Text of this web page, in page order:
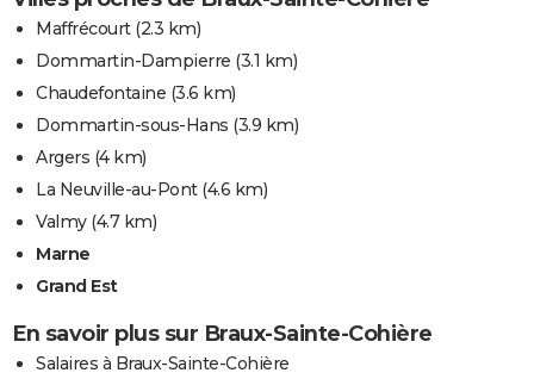
Maffrécourt(2.3 km)
Dommartin-Dampierre (3.1 km)
Chaudefontaine (3.6 km)
Dommartin-sous-Hans (3.9 km)
Argers (4 km)
La Neuville-au-Pont(4.6 km)
Valmy(4.7 km)
Marne
Grand Est
En savoir plus sur Braux-Sainte-Cohière
Salaires à Braux-Sainte-Cohière